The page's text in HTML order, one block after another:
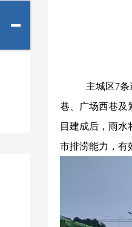
主城区7
巷、广场西巷及
目建成后，雨
市排涝能力，有